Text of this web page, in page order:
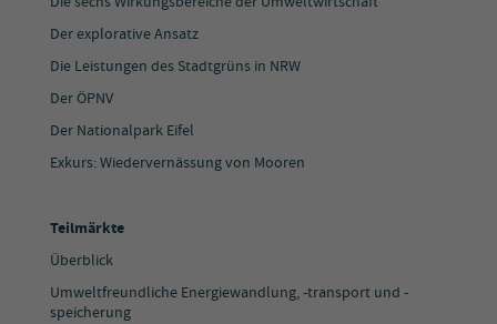
Der explorative Ansatz
Die Leistungen des Stadtgrüns in NRW
Der ÖPNV
Der Nationalpark Eifel
Exkurs: Wiedervernässung von Mooren
Teilmärkte
Überblick
Umweltfreundliche Energiewandlung, -transport und -
speicherung